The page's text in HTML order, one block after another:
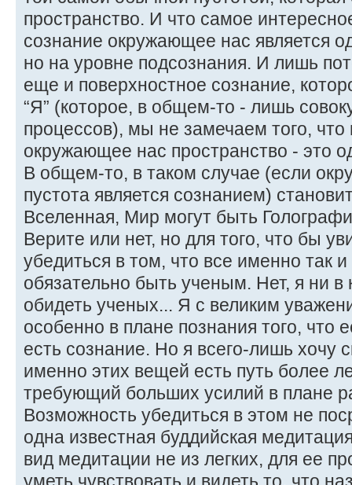
пространство. И что самое
сознание окружающее нас является
но на уровне подсознания. И лишь
еще и поверхностное сознание,
“Я” (которое, в общем-то - лишь
процессов), мы не замечаем того,
окружающее нас пространство - это
В общем-то, в таком случае (если
пустота является сознанием)
Вселенная, Мир могут быть
Верите или нет, но для того, что бы
убедиться в том, что все именно так
обязательно быть ученым. Нет, я ни в
обидеть ученых... Я с великим
особенно в плане познания того, что
есть сознание. Но я всего-лишь хочу
именно этих вещей есть путь более
требующий больших усилий в плане
Возможность убедиться в этом не
одна известная буддийская
вид медитации не из легких, для ее